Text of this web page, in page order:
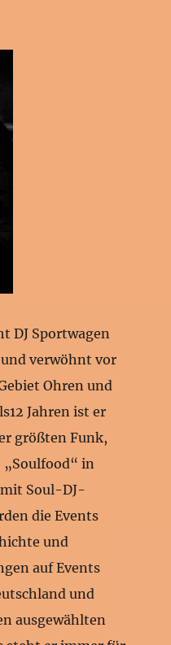
DJ Sportwagen
verwöhnt vor
Ohren und
Jahren ist er
größten Funk,
„Soulfood“ in
Soul-DJ-
die Events
und
auf Events
und
ausgewählten